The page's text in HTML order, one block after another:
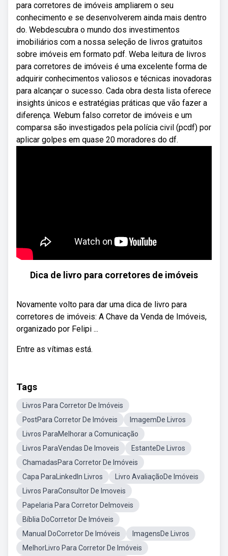
para corretores de imóveis ampliarem o seu
conhecimento e se desenvolverem ainda mais dentro
do. Webdescubra o mundo dos investimentos
imobiliários com a nossa seleção de livros gratuitos
sobre imóveis em formato pdf. Weba leitura de livros
para corretores de imóveis é uma excelente forma de
adquirir conhecimentos valiosos e técnicas inovadoras
para alcançar o sucesso. Cada obra desta lista oferece
insights únicos e estratégias práticas que vão fazer a
diferença. Webum falso corretor de imóveis e um
comparsa são investigados pela polícia civil (pcdf) por
aplicar golpes em quase 20 moradores do df.
Dica de livro para corretores de imóveis
Novamente volto para dar uma dica de livro para
corretores de imóveis: A Chave da Venda de Imóveis,
organizado por Felipi ...
Entre as vítimas está.
Tags
Livros Para Corretor De Imóveis
PostPara Corretor De Imóveis
ImagemDe Livros
Livros ParaMelhorar a Comunicação
Livros ParaVendas De Imoveis
EstanteDe Livros
ChamadasPara Corretor De Imóveis
Capa ParaLinkedIn Livros
Livro AvaliaçãoDe Imóveis
Livros ParaConsultor De Imoveis
Papelaria Para Corretor DeImoveis
Bíblia DoCorretor De Imóveis
Manual DoCorretor De Imóveis
ImagensDe Livros
MelhorLivro Para Corretor De Imóveis